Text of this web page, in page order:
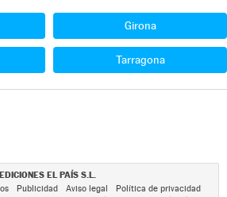
Girona
Tarragona
EDICIONES EL PAÍS S.L.
Publicidad Aviso legal Política de privacidad